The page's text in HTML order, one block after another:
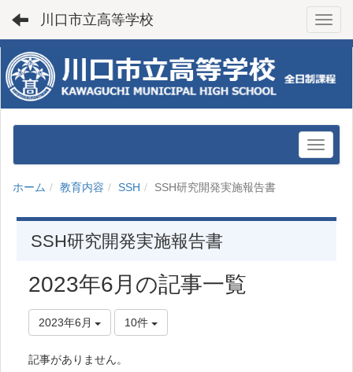
川口市立高等学校
ホーム 教育内容 SSH SSH研究開発実施報告書
SSH研究開発実施報告書
2023年6月の記事一覧
2023年6月 10件
記事がありません。